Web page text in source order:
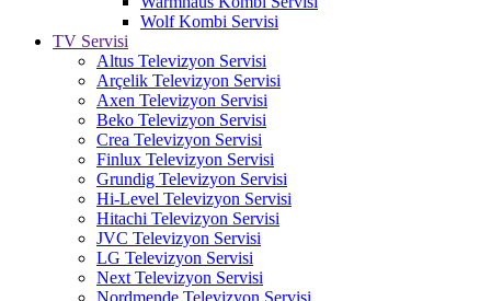
Wolf Kombi Servisi
TV Servisi
Altus Televizyon Servisi
Arçelik Televizyon Servisi
Axen Televizyon Servisi
Beko Televizyon Servisi
Crea Televizyon Servisi
Finlux Televizyon Servisi
Grundig Televizyon Servisi
Hi-Level Televizyon Servisi
Hitachi Televizyon Servisi
JVC Televizyon Servisi
LG Televizyon Servisi
Next Televizyon Servisi
Nordmende Televizyon Servisi